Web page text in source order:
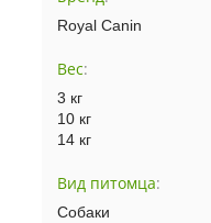
Royal Canin
Вес:
3 кг
10 кг
14 кг
Вид питомца:
Собаки